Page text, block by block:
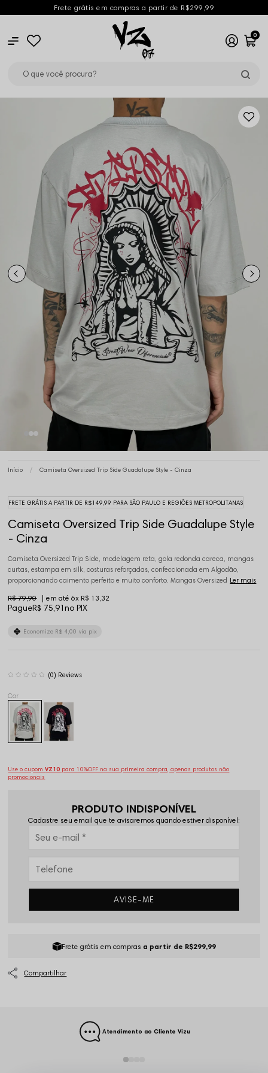
Frete grátis em compras a partir de R$299,99
0
Início Camiseta Oversized Trip Side Guadalupe Style - Cinza
FRETE GRÁTIS A PARTIR DE R$149,99 PARA SÃO PAULO E REGIÕES METROPOLITANAS
Camiseta Oversized Trip Side Guadalupe Style
- Cinza
Camiseta Oversized Trip Side, modelagem reta, gola redonda careca, mangas
curtas, estampa em silk, costuras reforçadas, confeccionada em Algodão,
proporcionando caimento perfeito e muito conforto. Mangas Oversized Ler mais
PagueR$ 75,91no PIX
R$ 79,90 6x R$ 13,32
Economize R$ 4,00 via pix
(0)
Use o cupomVZ10 para 10%OFF na sua primeira compra, apenas produtos não
promocionais
PRODUTO INDISPONÍVEL
Cadastre seu email que te avisaremos quando estiver disponível:
AVISE-ME
Frete grátis em compras a partir de R$299,99
Atendimento ao Cliente Vizu